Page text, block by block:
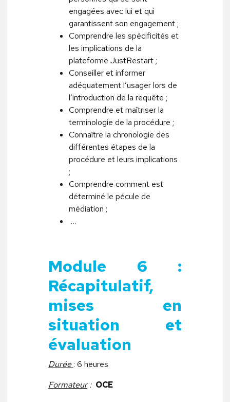
engagées avec lui et qui
garantissent son engagement ;
Comprendre les spécificités et
les implications de la
plateforme JustRestart ;
Conseiller et informer
adéquatement l’usager lors de
l’introduction de la requête ;
Comprendre et maîtriser la
terminologie de la procédure ;
Connaître la chronologie des
différentes étapes de la
procédure et leurs implications
;
Comprendre comment est
déterminé le pécule de
médiation ;
…
Module 6 :
Récapitulatif,
mises en
situation et
évaluation
Durée : 6 heures
Formateur: OCE